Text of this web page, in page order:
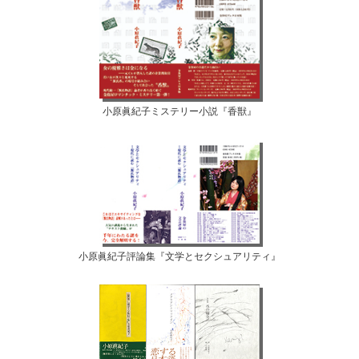
小原眞紀子ミステリー小説『香獣』
小原眞紀子評論集『文学とセクシュアリティ』